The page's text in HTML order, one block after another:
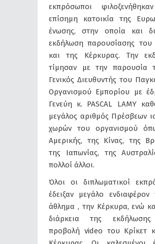
εκπρόσωποι
επίσημη κατοικία της
ένωσης, στην οποία και
εκδήλωση παρουσίασης του
και της Κέρκυρας. Την
τίμησαν με την παρουσία
Γενικός Διευθυντής του
Οργανισμού Εμπορίου με
Γενεύη κ. PASCAL LAMY
μεγάλος αριθμός Πρέσβεων
χωρών του οργανισμού
Αμερικής, της Κίνας, της
της Ιαπωνίας, της
πολλοί άλλοι.
Όλοι οι διπλωματικοί
έδειξαν μεγάλο ενδιαφέρον
άθλημα , την Κέρκυρα, ενώ
διάρκεια της εκδήλωσης
προβολή video του Κρίκετ